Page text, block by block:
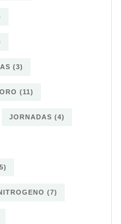
(3)
(11)
JORNADAS (4)
(7)